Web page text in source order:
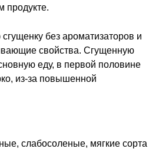
продукте.
без ароматизаторов и
свойства. Сгущенную
еду, в первой половине
из-за повышенной
слабосоленые, мягкие сорта